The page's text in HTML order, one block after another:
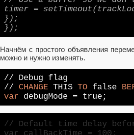
timer =
});
});
Начнём с простого объявления
можно и нужно изменять.
// Debug flag
// CHANGE THISTO false
var debugMode = true ;
// Default time delay